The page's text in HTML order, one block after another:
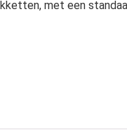
met een